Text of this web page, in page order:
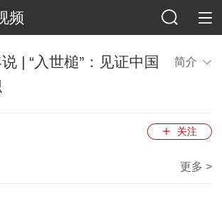
频
| “入世槌”：见证中国
简介
关注
更多 >